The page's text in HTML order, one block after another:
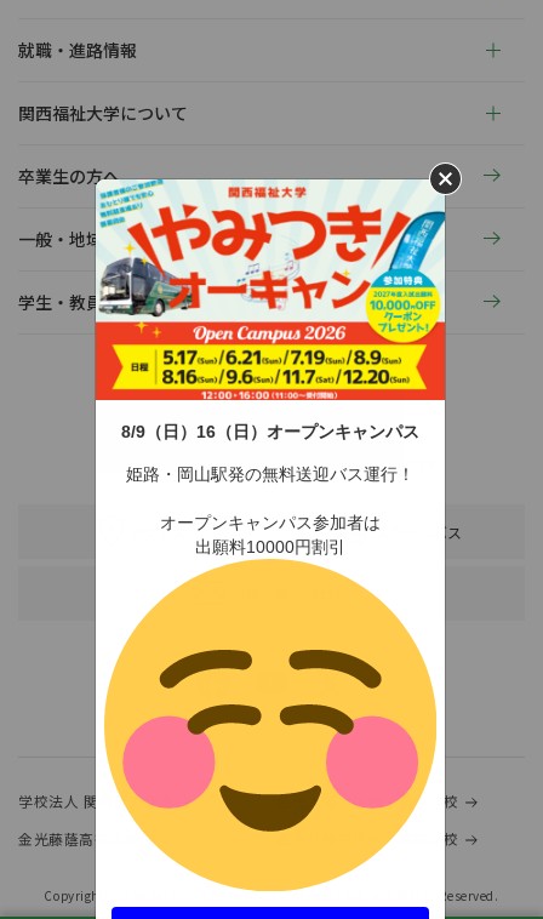
8/9（日）16（日）オープンキャンパス
姫路・岡山駅発の無料送迎バス運行！
オープンキャンパス参加者は
出願料10000円割引
就職・進路情報
関西福祉大学について
卒業生の方へ
一般・地域の方へ
学生・教員の活動
〒678-0255 兵庫県赤穂市新田380-3
TEL：0791-46-2525（代）FAX：0791-46-2526
アクセス スクールバス
学校法人 関西金光学園
金光大阪中学校・高等学校
金光藤蔭高等学校
金光八尾中学校・高等学校
Copyright(c)KANSAI UNIVERSITY of SOCIAL WELFARE.ALL Rights Reserved.